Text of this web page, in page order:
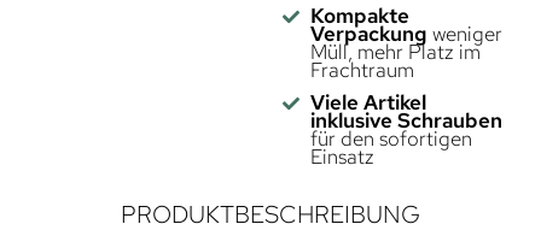
Kompakte
Verpackung weniger
Müll, mehr Platz im
Frachtraum
Viele Artikel
inklusive Schrauben
für den sofortigen
Einsatz
PRODUKTBESCHREIBUNG